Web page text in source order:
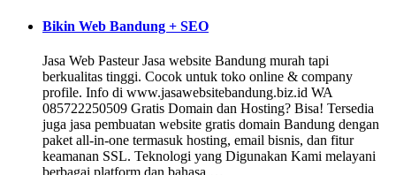
Bikin Web Bandung + SEO
Jasa Web Pasteur Jasa website Bandung murah tapi
berkualitas tinggi. Cocok untuk toko online & company
profile. Info di www.jasawebsitebandung.biz.id WA
085722250509 Gratis Domain dan Hosting? Bisa! Tersedia
juga jasa pembuatan website gratis domain Bandung dengan
paket all-in-one termasuk hosting, email bisnis, dan fitur
keamanan SSL. Teknologi yang Digunakan Kami melayani